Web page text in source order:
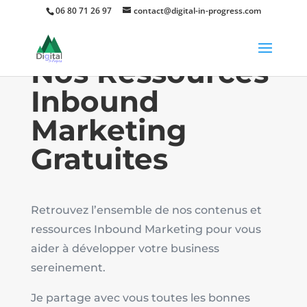
06 80 71 26 97 contact@digital-in-progress.com
NosRessources
Inbound
Marketing
Gratuites
Retrouvez l’ensemble de nos contenus et
ressources Inbound Marketing pour vous
aider à développer votre business
sereinement.
Je partage avec vous toutes les bonnes